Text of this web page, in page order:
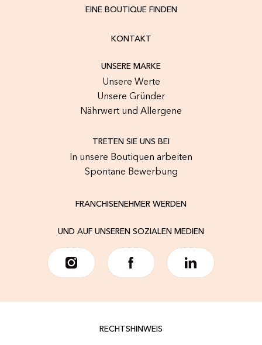
EINE BOUTIQUE FINDEN
KONTAKT
UNSERE MARKE
Unsere Werte
Unsere Gründer
Nährwert und Allergene
TRETEN SIE UNS BEI
In unsere Boutiquen arbeiten
Spontane Bewerbung
FRANCHISENEHMER WERDEN
UND AUF UNSEREN SOZIALEN MEDIEN
RECHTSHINWEIS